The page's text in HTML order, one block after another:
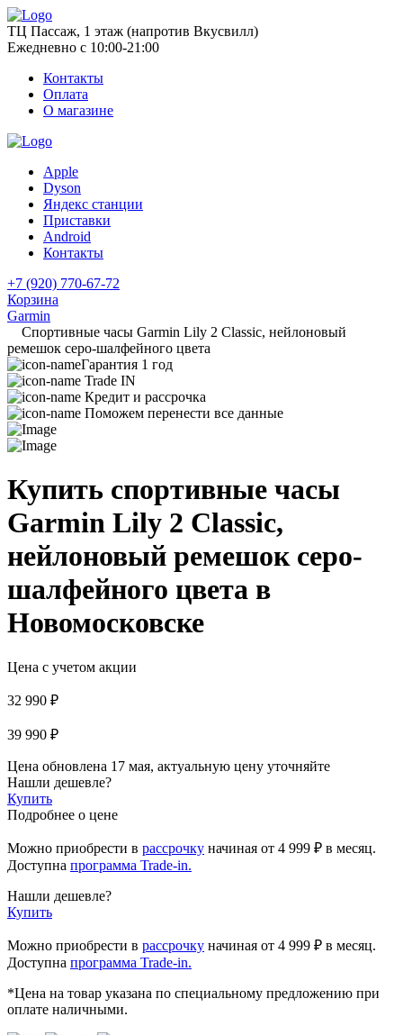
ТЦ Пассаж, 1 этаж (напротив Вкусвилл)
Ежедневно с 10:00-21:00
Контакты
Оплата
О магазине
Apple
Dyson
Яндекс станции
Приставки
Android
Контакты
+7 (920) 770-67-72
Корзина
Garmin
Спортивные часы Garmin Lily 2 Classic, нейлоновый
ремешок серо-шалфейного цвета
Гарантия 1 год
Trade IN
Кредит и рассрочка
Поможем перенести все данные
Купить спортивные часы
Garmin Lily 2 Classic,
нейлоновый ремешок серо-
шалфейного цвета в
Новомосковске
Цена с учетом акции
32 990 ₽
39 990 ₽
Цена обновлена 17 мая, актуальную цену уточняйте
Нашли дешевле?
Купить
Подробнее о цене
Можно приобрести в рассрочку начиная от 4 999 ₽ в месяц.
Доступна программа Trade-in.
Нашли дешевле?
Купить
Можно приобрести в рассрочку начиная от 4 999 ₽ в месяц.
Доступна программа Trade-in.
*Цена на товар указана по специальному предложению при
оплате наличными.